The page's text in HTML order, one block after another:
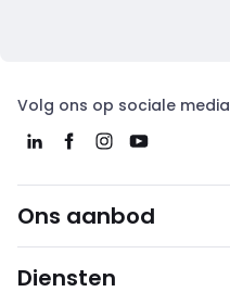
Volg ons op sociale media
Ons aanbod
Diensten